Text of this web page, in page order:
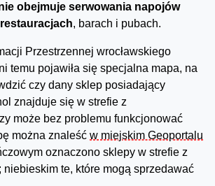
obejmuje serwowania napojów
, barach i pubach.
Przestrzennej wrocławskiego
temu pojawiła się specjalna mapa, na
czy dany sklep posiadający
znajduje się w strefie z
może bez problemu funkcjonować
można znaleść w miejskim Geoportalu
oznaczono sklepy w strefie z
niebieskim te, które mogą sprzedawać